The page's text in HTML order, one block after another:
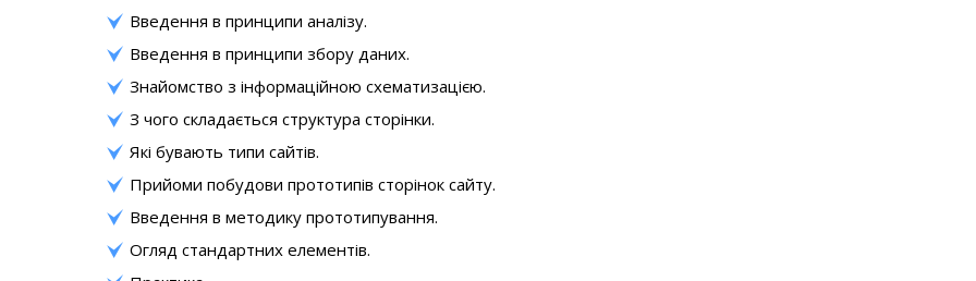
Введення в принципи аналізу.
Введення в принципи збору даних.
Знайомство з інформаційною схематизацією.
З чого складається структура сторінки.
Які бувають типи сайтів.
Прийоми побудови прототипів сторінок сайту.
Введення в методику прототипування.
Огляд стандартних елементів.